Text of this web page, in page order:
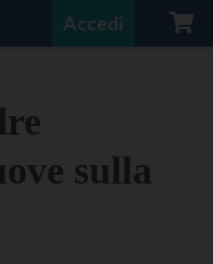
Accedi
sulla